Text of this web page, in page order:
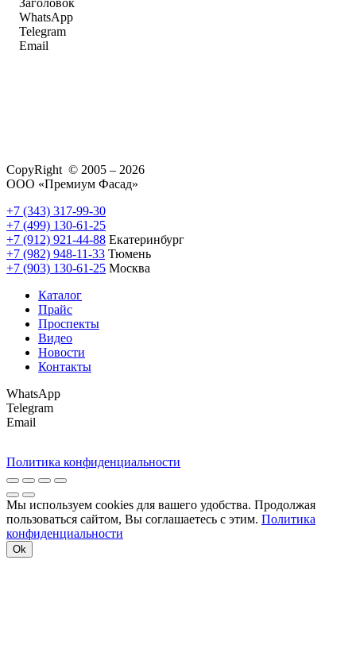
Заголовок
WhatsApp
Telegram
Email
CopyRight © 2005 – 2026
ООО «Премиум Фасад»
+7 (343) 317-99-30
+7 (499) 130-61-25
+7 (912) 921-44-88 Екатеринбург
+7 (982) 948-11-33 Тюмень
+7 (903) 130-61-25 Москва
Каталог
Прайс
Проспекты
Видео
Новости
Контакты
WhatsApp
Telegram
Email
Политика конфиденциальности
Мы используем cookies для вашего удобства. Продолжая
пользоваться сайтом, Вы соглашаетесь с этим. Политика
конфиденциальности
Ok